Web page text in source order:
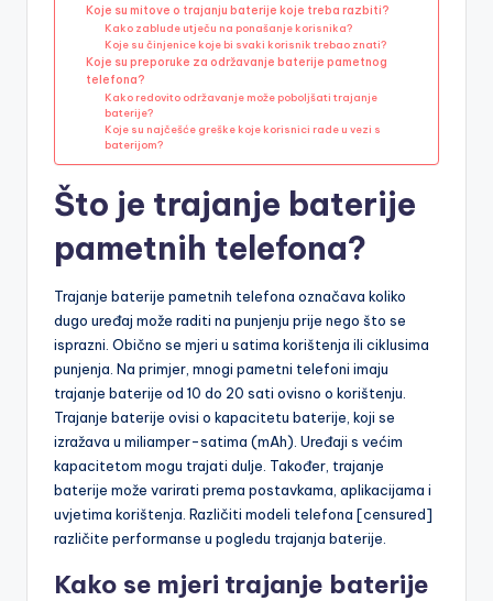
Koje su mitove o trajanju baterije koje treba razbiti?
Kako zablude utječu na ponašanje korisnika?
Koje su činjenice koje bi svaki korisnik trebao znati?
Koje su preporuke za održavanje baterije pametnog
telefona?
Kako redovito održavanje može poboljšati trajanje
baterije?
Koje su najčešće greške koje korisnici rade u vezi s
baterijom?
Što je trajanje baterije
pametnih telefona?
Trajanje baterije pametnih telefona označava koliko
dugo uređaj može raditi na punjenju prije nego što se
isprazni. Obično se mjeri u satima korištenja ili ciklusima
punjenja. Na primjer, mnogi pametni telefoni imaju
trajanje baterije od 10 do 20 sati ovisno o korištenju.
Trajanje baterije ovisi o kapacitetu baterije, koji se
izražava u miliamper-satima (mAh). Uređaji s većim
kapacitetom mogu trajati dulje. Također, trajanje
baterije može varirati prema postavkama, aplikacijama i
uvjetima korištenja. Različiti modeli telefona [censured]
različite performanse u pogledu trajanja baterije.
Kako se mjeri trajanje baterije